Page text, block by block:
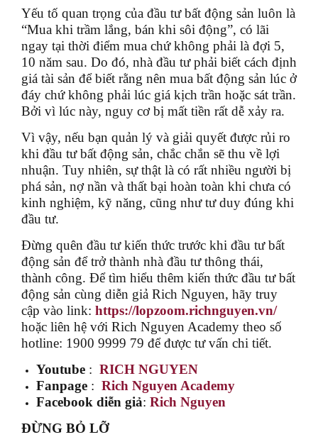
Yếu tố quan trọng của đầu tư bất động sản luôn là
“Mua khi trầm lắng, bán khi sôi động”, có lãi
ngay tại thời điểm mua chứ không phải là đợi 5,
10 năm sau. Do đó, nhà đầu tư phải biết cách định
giá tài sản để biết rằng nên mua bất động sản lúc ở
đáy chứ không phải lúc giá kịch trần hoặc sát trần.
Bởi vì lúc này, nguy cơ bị mất tiền rất dễ xảy ra.
Vì vậy, nếu bạn quản lý và giải quyết được rủi ro
khi đầu tư bất động sản, chắc chắn sẽ thu về lợi
nhuận. Tuy nhiên, sự thật là có rất nhiều người bị
phá sản, nợ nần và thất bại hoàn toàn khi chưa có
kinh nghiệm, kỹ năng, cũng như tư duy đúng khi
đầu tư.
Đừng quên đầu tư kiến thức trước khi đầu tư bất
động sản để trở thành nhà đầu tư thông thái,
thành công. Để tìm hiểu thêm kiến thức đầu tư bất
động sản cùng diễn giả Rich Nguyen, hãy truy
cập vào link: https://lopzoom.richnguyen.vn/
hoặc liên hệ với Rich Nguyen Academy theo số
hotline: 1900 9999 79 để được tư vấn chi tiết.
Youtube : RICH NGUYEN
Fanpage : Rich Nguyen Academy
Facebook diễn giả: Rich Nguyen
ĐỪNG BỎ LỠ